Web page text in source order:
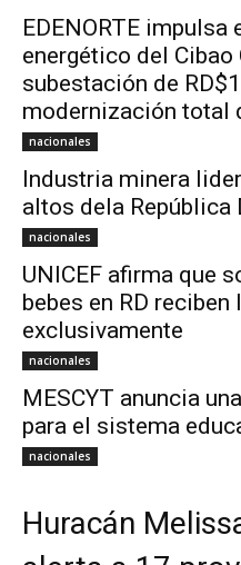
EDENORTE
energético del Cibao
subestación de
modernización total
nacionales
Industria minera
altos dela República
nacionales
UNICEF afirma que
bebes en RD
exclusivamente
nacionales
MESCYT anuncia
para el sistema
nacionales
Huracán